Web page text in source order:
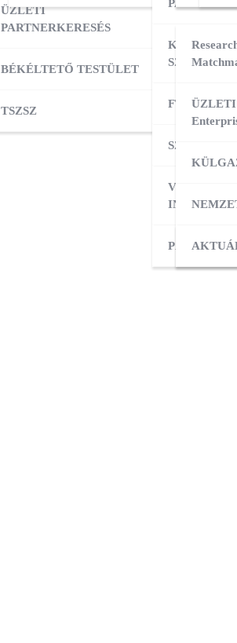
ÜZLETI
PARTNERKERESÉS
BÉKÉLTETŐ TESTÜLET
TSZSZ
KÜLPIACI
FT
INDÍTÁSA